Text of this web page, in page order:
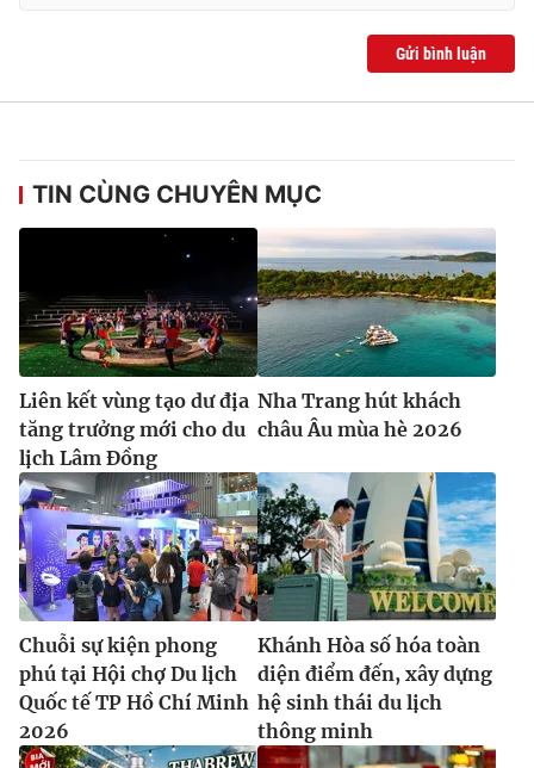
Gửi bình luận
TIN CÙNG CHUYÊN MỤC
Liên kết vùng tạo dư địa
tăng trưởng mới cho du
lịch Lâm Đồng
Nha Trang hút khách
châu Âu mùa hè 2026
Chuỗi sự kiện phong
phú tại Hội chợ Du lịch
Quốc tế TP Hồ Chí Minh
2026
Khánh Hòa số hóa toàn
diện điểm đến, xây dựng
hệ sinh thái du lịch
thông minh